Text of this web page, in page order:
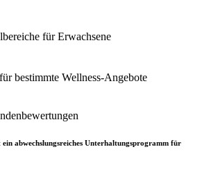
für Erwachsene
bestimmte Wellness-Angebote
abwechslungsreiches Unterhaltungsprogramm für